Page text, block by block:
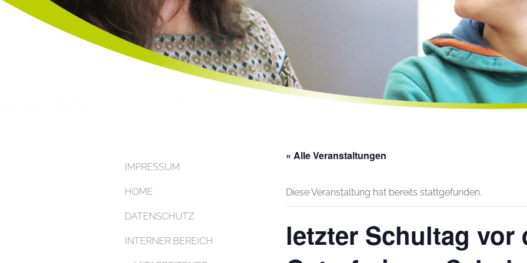
IMPRESSUM
HOME
DATENSCHUTZ
INTERNER BEREICH
« Alle Veranstaltungen
Diese Veranstaltung hat bereits stattgefunden.
letzter Schultag vor